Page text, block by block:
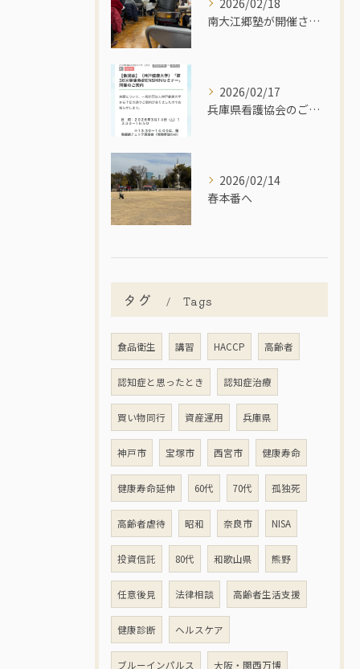
2026/02/18
南大江郷塾が開催されました。
2026/02/17
兵庫県看護協会のご支援をいただきました。
2026/02/14
春本番へ
タグ Tags
食品衛生 講習 HACCP 高齢者
認知症と思ったとき 認知症治療
買い物同行 資産運用 兵庫県
神戸市 宝塚市 西宮市 健康寿命
健康寿命延伸 60代 70代 孤独死
高齢者虐待 昭和 奈良市 NISA
投資信託 80代 和歌山県 熊野
任意後見 法律相談 高齢者生活支援
健康診断 ヘルスケア
ブルーインパルス 大阪・関西万博